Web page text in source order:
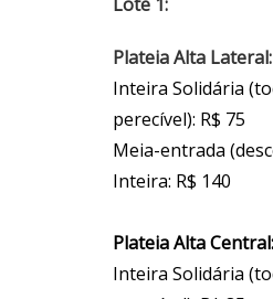
Plateia Alta Lateral:
Inteira Solidária
perecível): R$ 75
Meia-entrada
Inteira: R$ 140
Plateia Alta Central:
Inteira Solidária